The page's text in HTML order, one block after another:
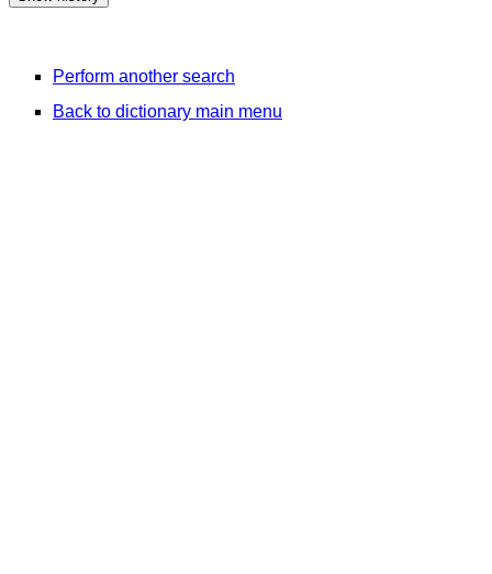
Perform another search
Back to dictionary main menu